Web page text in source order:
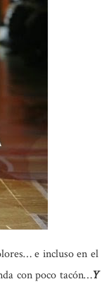
e incluso en el
con poco tacón…Y